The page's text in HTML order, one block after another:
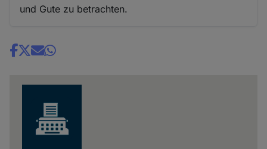
und Gute zu betrachten.
Share